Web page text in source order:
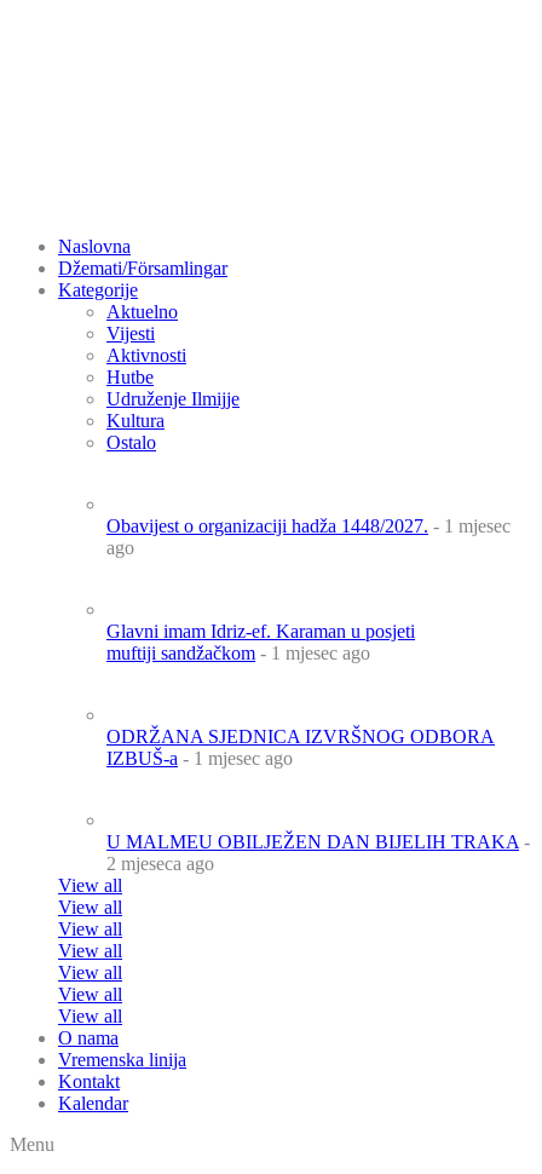
Naslovna
Džemati/Församlingar
Kategorije
Aktuelno
Vijesti
Aktivnosti
Hutbe
Udruženje Ilmijje
Kultura
Ostalo
Obavijest o organizaciji hadža 1448/2027. - 1 mjesec
ago
Glavni imam Idriz-ef. Karaman u posjeti
muftiji sandžačkom - 1 mjesec ago
ODRŽANA SJEDNICA IZVRŠNOG ODBORA
IZBUŠ-a - 1 mjesec ago
U MALMEU OBILJEŽEN DAN BIJELIH TRAKA -
2 mjeseca ago
View all
View all
View all
View all
View all
View all
View all
O nama
Vremenska linija
Kontakt
Kalendar
Menu